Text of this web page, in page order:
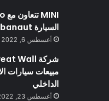
السيارة MINI Urbanaut
أغسطس 6, 2022
مبيعات سيارات
الداخلي
أغسطس 23, 2022